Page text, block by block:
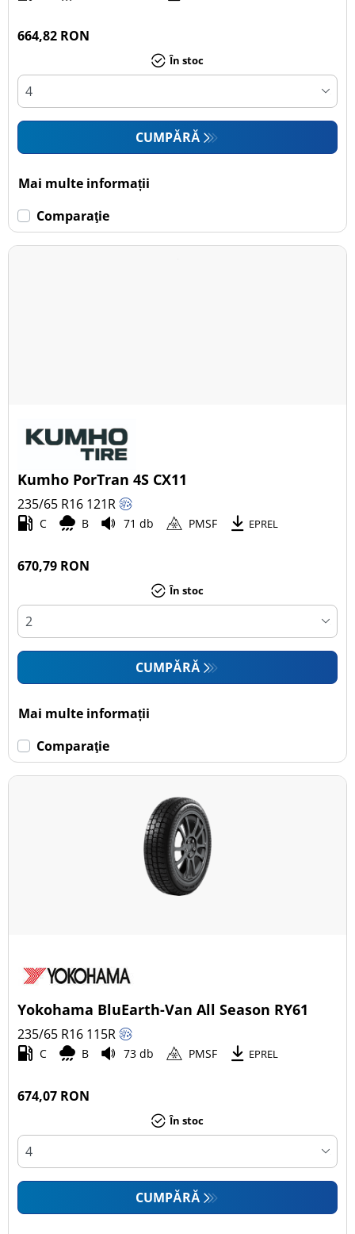
664,82 RON
În stoc
CUMPĂRĂ
Mai multe informații
Comparaţie
Kumho PorTran 4S CX11
235/65 R16 121R
C B 71 db PMSF EPREL
670,79 RON
În stoc
CUMPĂRĂ
Mai multe informații
Comparaţie
Yokohama BluEarth-Van All Season RY61
235/65 R16 115R
C B 73 db PMSF EPREL
674,07 RON
În stoc
CUMPĂRĂ